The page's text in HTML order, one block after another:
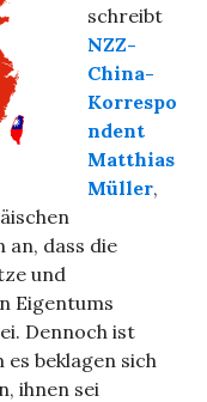
schreibt
NZZ-
China-
Korrespo
ndent
Matthias
Müller,
an, dass die
und
Eigentums
Dennoch ist
beklagen sich
ihnen sei